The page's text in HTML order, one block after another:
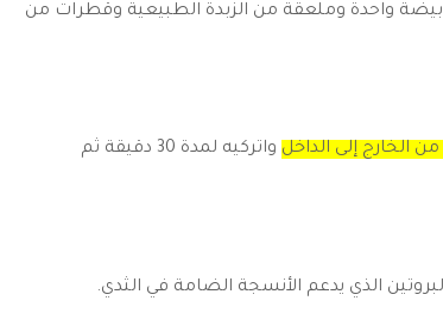
واحدة وملعقة من الزبدة الطبيعية وقطرات من
الخارج إلى الداخل
واتركيه لمدة 30 دقيقة ثم
الذي يدعم الأنسجة الضامة في الثدي.